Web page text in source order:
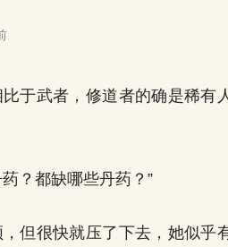
于武者，修道者的确是稀有
？都缺哪些丹药？”
但很快就压了下去，她似乎